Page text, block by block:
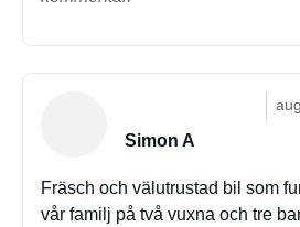
Simon A
Fräsch och välutrustad bil som
vår familj på två vuxna och tre